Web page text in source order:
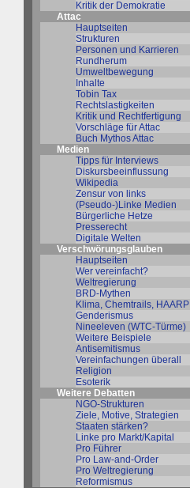
Kritik der Demokratie
Attac
Hauptseiten
Strukturen
Personen und Karrieren
Rundherum
Umweltbewegung
Inhalte
Tobin Tax
Rechtslastigkeiten
Kritik und Rechtfertigung
Vorschläge für Attac
Buch Mythos Attac
Medien
Tipps für Interviews
Diskursbeeinflussung
Wikipedia
Zensur von links
(Pseudo-)Linke Medien
Bürgerliche Hetze
Presserecht
Digitale Welten
Verschwörungsglauben
Hauptseiten
Wer vereinfacht?
Weltregierung
BRD-Mythen
Klima, Chemtrails, HAARP
Genderismus
Nineeleven (WTC-Türme)
Weitere Beispiele
Antisemitismus
Vereinfachungen überall
Religion
Esoterik
Weitere Debatten
NGO-Strukturen
Ziele, Motive, Strategien
Staaten stärken?
Linke pro Markt/Kapital
Pro Führer
Pro Law-and-Order
Pro Weltregierung
Reformismus